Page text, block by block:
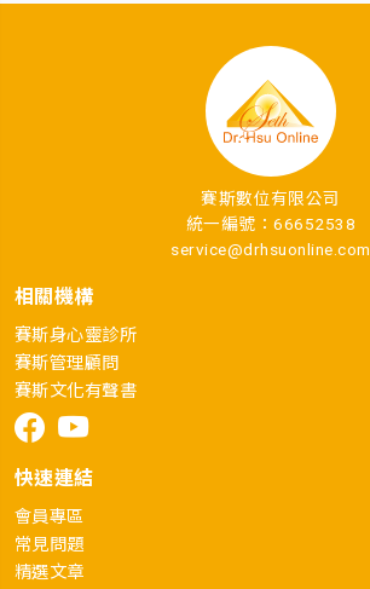
賽斯數位有限公司
統一編號：66652538
service@drhsuonline.com
相關機構
賽斯身心靈診所
賽斯管理顧問
賽斯文化有聲書
快速連結
會員專區
常見問題
精選文章